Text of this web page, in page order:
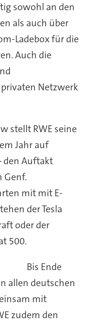
sowohl an den
als auch über
Ladebox für die
Auch die
Netzwerk
stellt RWE seine
Jahr auf
den Auftakt
Genf.
mit mit E-
der Tesla
oder der
500.
Bis Ende
allen deutschen
mit
zudem den